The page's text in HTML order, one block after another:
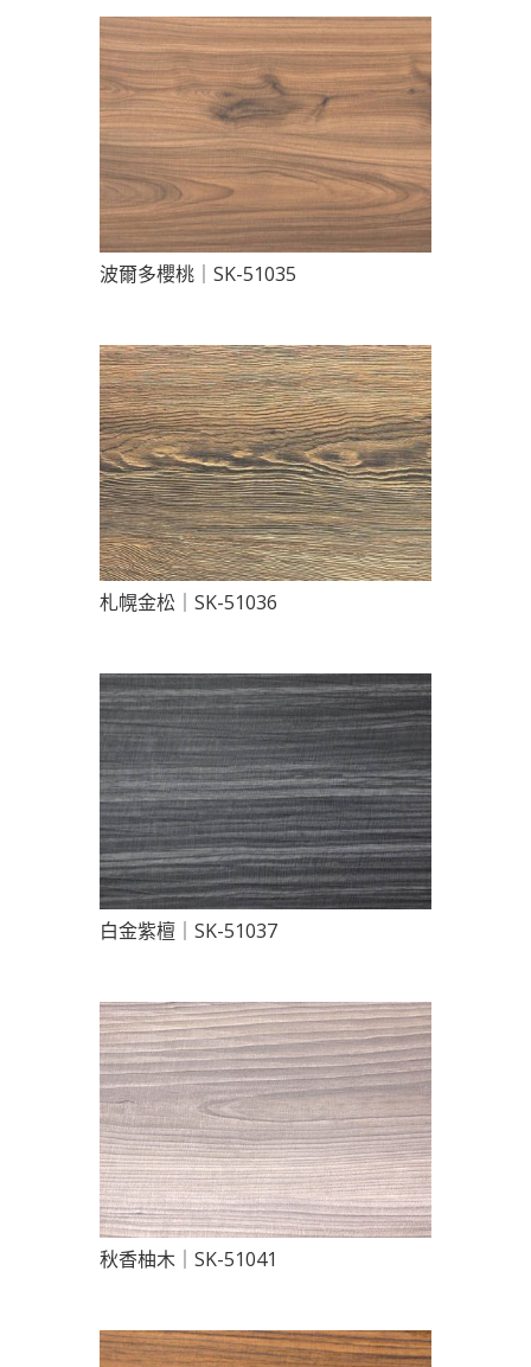
波爾多櫻桃｜SK-51035
札幌金松｜SK-51036
白金紫檀｜SK-51037
秋香柚木｜SK-51041